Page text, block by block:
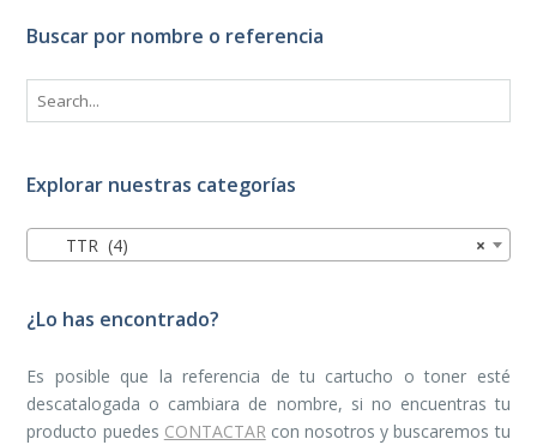
Buscar por nombre o referencia
Explorar nuestras categorías
×
TTR (4)
¿Lo has encontrado?
Es posible que la referencia de tu cartucho o toner esté
descatalogada o cambiara de nombre, si no encuentras tu
producto puedes CONTACTARcon nosotros y buscaremos tu